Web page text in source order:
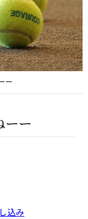
ー
ーー
込み